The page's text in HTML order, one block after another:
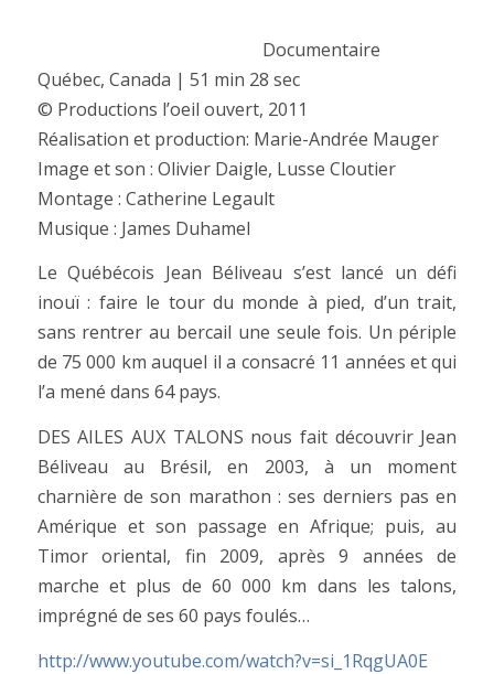
Documentaire
Québec, Canada | 51 min 28 sec
© Productions l’oeil ouvert, 2011
Réalisation et production: Marie-Andrée Mauger
Image et son : Olivier Daigle, Lusse Cloutier
Montage : Catherine Legault
Musique : James Duhamel
Le Québécois Jean Béliveau s’est lancé un défi
inouï : faire le tour du monde à pied, d’un trait,
sans rentrer au bercail une seule fois. Un périple
de 75 000 km auquel il a consacré 11 années et qui
l’a mené dans 64 pays.
DES AILES AUX TALONS nous fait découvrir Jean
Béliveau au Brésil, en 2003, à un moment
charnière de son marathon : ses derniers pas en
Amérique et son passage en Afrique; puis, au
Timor oriental, fin 2009, après 9 années de
marche et plus de 60 000 km dans les talons,
imprégné de ses 60 pays foulés…
http://www.youtube.com/watch?v=si_1RqgUA0E